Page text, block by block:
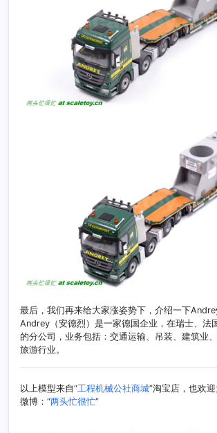
最后，我们再来给大家涨姿势下，介绍一下
Andrey（安德烈）是一家德国企业，在瑞士、法
的分公司，业务包括：交通运输、吊装、建筑业
旅游行业。
以上模型来自“工程机械公社商城”淘宝店，也欢
微博：“两头忙很忙”